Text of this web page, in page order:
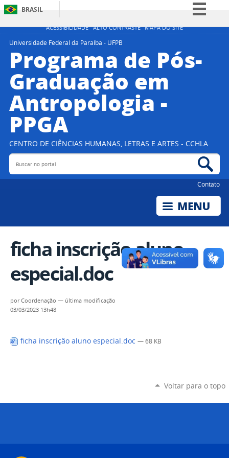
ACESSIBILIDADE ALTO CONTRASTE MAPA DO SITE
BRASIL
Simplifique!
Participe
Legislação
Canais
Universidade Federal da Paraíba - UFPB
Programa de Pós-
Graduação em
Antropologia -
PPGA
CENTRO DE CIÊNCIAS HUMANAS, LETRAS E ARTES - CCHLA
Buscar no portal
Contato
ficha inscrição aluno
especial.doc
porCoordenação — última modificação
03/03/2023 13h48
ficha inscrição aluno especial.doc — 68 KB
Voltar para o topo